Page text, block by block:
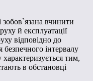
зобов`язана вчинити
й експлуатації
відповідно до
інтервалу
тим,
в обстановці